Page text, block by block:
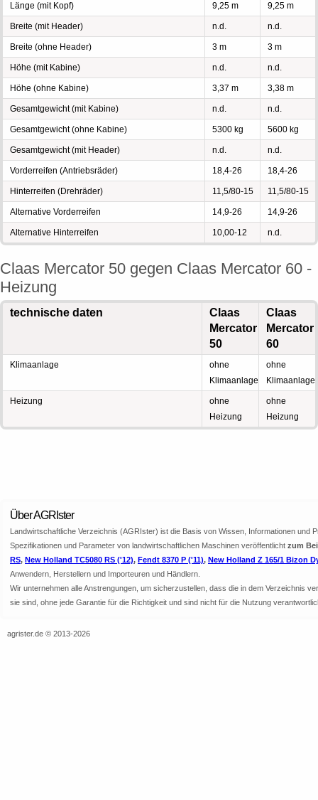
Länge (mit Kopf) 9,25 m 9,25 m
Breite (mit Header) n.d. n.d.
Breite (ohne Header) 3 m 3 m
Höhe (mit Kabine) n.d. n.d.
Höhe (ohne Kabine) 3,37 m 3,38 m
Gesamtgewicht (mit Kabine) n.d. n.d.
Gesamtgewicht (ohne Kabine) 5300 kg 5600 kg
Gesamtgewicht (mit Header) n.d. n.d.
Vorderreifen (Antriebsräder) 18,4-26 18,4-26
Hinterreifen (Drehräder) 11,5/80-15 11,5/80-15
Alternative Vorderreifen 14,9-26 14,9-26
Alternative Hinterreifen 10,00-12 n.d.
Claas Mercator 50 gegen Claas Mercator 60 -
Heizung
technische daten
Claas
Mercator
50
Claas
Mercator
60
Klimaanlage
ohne
Klimaanlage
ohne
Klimaanlage
Heizung
ohne
Heizung
ohne
Heizung
Über AGRIster
Landwirtschaftliche Verzeichnis (AGRIster) ist die Basis von Wissen, Informationen
Spezifikationen und Parameter von landwirtschaftlichen Maschinen veröffentlicht zum
RS, New Holland TC5080 RS ('12), Fendt 8370 P ('11), New Holland Z 165/1 Bizon
Anwendern, Herstellern und Importeuren und Händlern.
Wir unternehmen alle Anstrengungen, um sicherzustellen, dass die in dem Verzeichnis
sie sind, ohne jede Garantie für die Richtigkeit und sind nicht für die Nutzung
agrister.de © 2013-2026